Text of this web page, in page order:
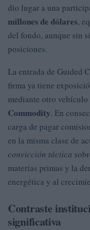
dio lugar a una
millones de dólares,
del fondo, aunque sin
posiciones.
La entrada de Guided
firma ya tiene
mediante otro
Commodity. En
carga de pagar
en la misma clase de
convicción táctica
materias primas y la
energética y al
Contraste
significativa